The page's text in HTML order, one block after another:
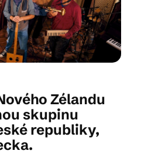
DE
Jihlavy
Zélandu
skupinu
republiky,